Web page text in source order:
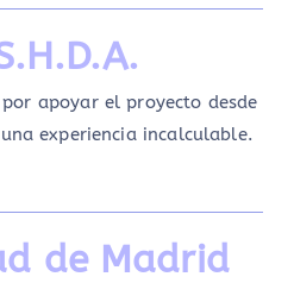
apoyar el proyecto desde
experiencia incalculable.
de Madrid